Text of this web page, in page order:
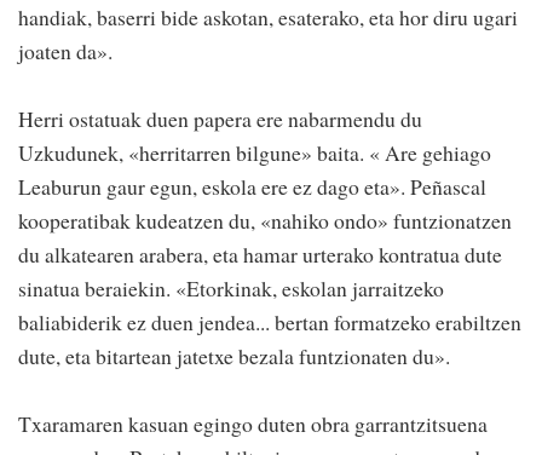
handiak, baserri bide askotan, esaterako, eta hor diru ugari
joaten da».
Herri ostatuak duen papera ere nabarmendu du
Uzkudunek, «herritarren bilgune» baita. « Are gehiago
Leaburun gaur egun, eskola ere ez dago eta». Peñascal
kooperatibak kudeatzen du, «nahiko ondo» funtzionatzen
du alkatearen arabera, eta hamar urterako kontratua dute
sinatua beraiekin. «Etorkinak, eskolan jarraitzeko
baliabiderik ez duen jendea... bertan formatzeko erabiltzen
dute, eta bitartean jatetxe bezala funtzionaten du».
Txaramaren kasuan egingo duten obra garrantzitsuena